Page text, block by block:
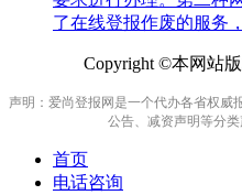
了在线登报作废的服务
Copyright ©本网站
声明：爱尚登报网是一个代办各省权威
公告、减资声明等分类
首页
电话咨询